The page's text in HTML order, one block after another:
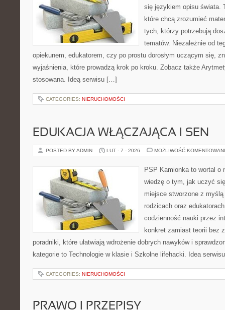
się językiem opisu świata.
które chcą zrozumieć
tych, którzy potrzebują
tematów. Niezależnie od
opiekunem, edukatorem, czy po prostu dorosłym uczącym się,
wyjaśnienia, które prowadzą krok po kroku. Zobacz także
stosowana. Ideą serwisu […]
CATEGORIES: NIERUCHOMOŚCI
EDUKACJA WŁĄCZAJĄCA I SEN
POSTED BY ADMIN LUT - 7 - 2026 MOŻLIWOŚĆ
PSP Kamionka to wortal o
wiedzę o tym, jak uczyć
miejsce stworzone z
rodzicach oraz
codzienność nauki przez
konkret zamiast teorii bez
poradniki, które ułatwiają wdrożenie dobrych nawyków i
kategorie to Technologie w klasie i Szkolne lifehacki. Idea
CATEGORIES: NIERUCHOMOŚCI
PRAWO I PRZEPISY